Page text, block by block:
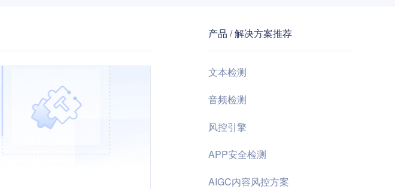
安
全
控
产品 / 解决方案推荐
文本检测
音频检测
风控引擎
APP安全检测
AIGC内容风控方案